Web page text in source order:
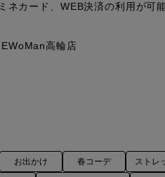
ネカード、WEB決済の利用が可
高輪店
お出かけ 春コーデ ストレ